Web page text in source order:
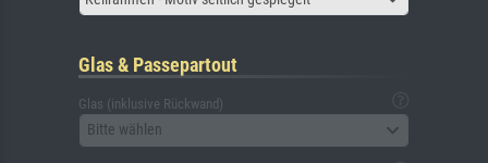
Glas & Passepartout
Glas (inklusive Rückwand)
Bitte wählen